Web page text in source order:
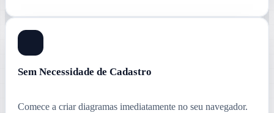
Sem Necessidade de Cadastro
Comece a criar diagramas imediatamente no seu navegador.